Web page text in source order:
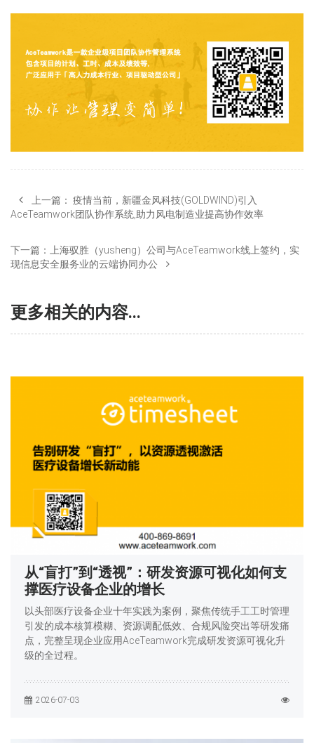
上一篇： 疫情当前，新疆金风科技(GOLDWIND)引入
AceTeamwork团队协作系统,助力风电制造业提高协作效率
下一篇：
上海驭胜（yusheng）公司与AceTeamwork线上签约，实
现信息安全服务业的云端协同办公
更多相关的内容...
从“盲打”到“透视”：研发资源可视化如何支
撑医疗设备企业的增长
以头部医疗设备企业十年实践为案例，聚焦传统手工工时管理
引发的成本核算模糊、资源调配低效、合规风险突出等研发痛
点，完整呈现企业应用AceTeamwork完成研发资源可视化升
级的全过程。
2026-07-03